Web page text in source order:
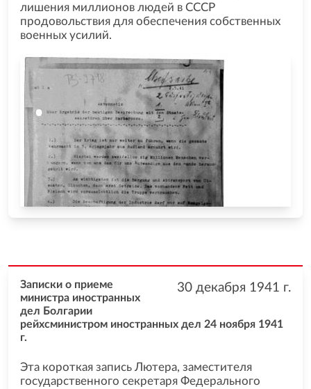
лишения миллионов людей в СССР
продовольствия для обеспечения собственных
военных усилий.
30 декабря 1941 г.
Записки о приеме
министра иностранных
дел Болгарии
рейхсминистром иностранных дел 24 ноября 1941
г.
Эта короткая запись Лютера, заместителя
государственного секретаря Федерального